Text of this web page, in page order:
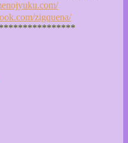
zigquena/
**************